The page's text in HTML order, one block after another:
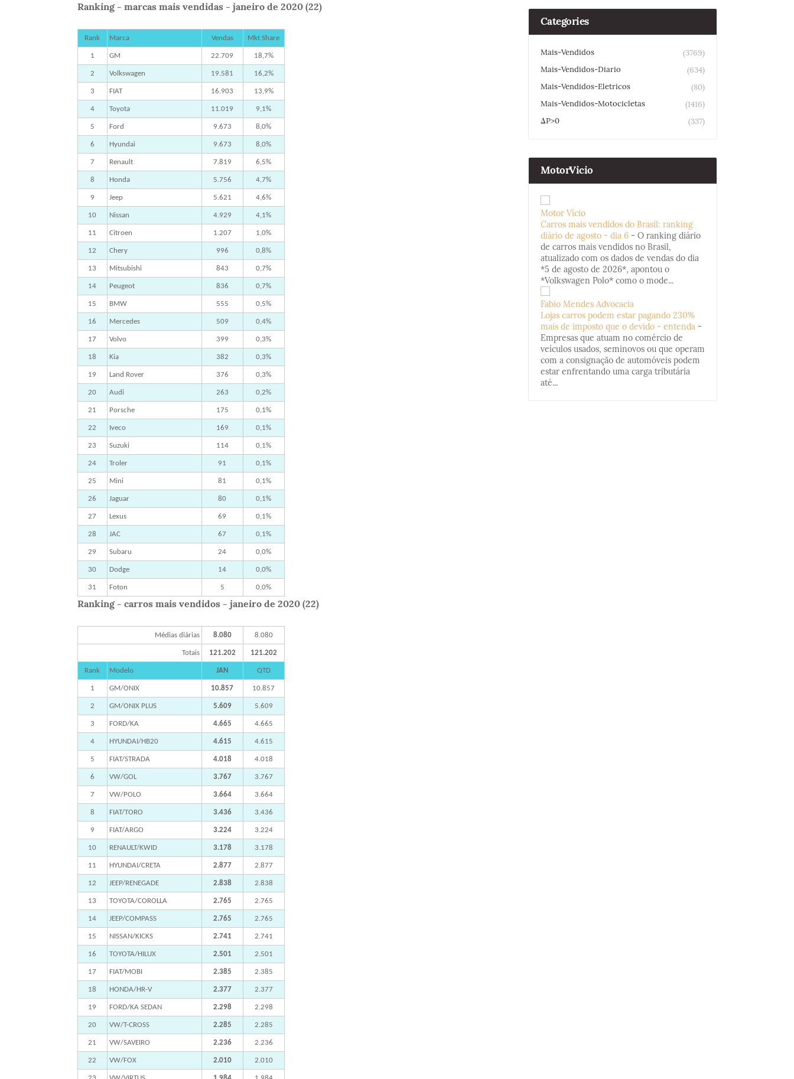
Ranking - marcas mais vendidas - janeiro de 2020 (22)
Rank Marca Vendas Mkt Share
1 GM 22.709 18,7%
2 Volkswagen 19.581 16,2%
3 FIAT 16.903 13,9%
4 Toyota 11.019 9,1%
5 Ford 9.673 8,0%
6 Hyundai 9.673 8,0%
7 Renault 7.819 6,5%
8 Honda 5.756 4,7%
9 Jeep 5.621 4,6%
10 Nissan 4.929 4,1%
11 Citroen 1.207 1,0%
12 Chery 996 0,8%
13 Mitsubishi 843 0,7%
14 Peugeot 836 0,7%
15 BMW 555 0,5%
16 Mercedes 509 0,4%
17 Volvo 399 0,3%
18 Kia 382 0,3%
19 Land Rover 376 0,3%
20 Audi 263 0,2%
21 Porsche 175 0,1%
22 Iveco 169 0,1%
23 Suzuki 114 0,1%
24 Troler 91 0,1%
25 Mini 81 0,1%
26 Jaguar 80 0,1%
27 Lexus 69 0,1%
28 JAC 67 0,1%
29 Subaru 24 0,0%
30 Dodge 14 0,0%
31 Foton 5 0,0%
Ranking - carros mais vendidos - janeiro de 2020 (22)
Médias diárias 8.080 8.080
Totais 121.202 121.202
Rank Modelo JAN QTD
1 GM/ONIX 10.857 10.857
2 GM/ONIX PLUS 5.609 5.609
3 FORD/KA 4.665 4.665
4 HYUNDAI/HB20 4.615 4.615
5 FIAT/STRADA 4.018 4.018
6 VW/GOL 3.767 3.767
7 VW/POLO 3.664 3.664
8 FIAT/TORO 3.436 3.436
9 FIAT/ARGO 3.224 3.224
10 RENAULT/KWID 3.178 3.178
11 HYUNDAI/CRETA 2.877 2.877
12 JEEP/RENEGADE 2.838 2.838
13 TOYOTA/COROLLA 2.765 2.765
14 JEEP/COMPASS 2.765 2.765
15 NISSAN/KICKS 2.741 2.741
16 TOYOTA/HILUX 2.501 2.501
17 FIAT/MOBI 2.385 2.385
18 HONDA/HR-V 2.377 2.377
19 FORD/KA SEDAN 2.298 2.298
20 VW/T-CROSS 2.285 2.285
21 VW/SAVEIRO 2.236 2.236
22 VW/FOX 2.010 2.010
Categories
Mais-Vendidos
(3769)
Mais-Vendidos-Diario
(634)
Mais-Vendidos-Eletricos
(80)
Mais-Vendidos-Motocicletas
(1416)
ΔP>0
(337)
MotorVicio
Motor Vício
Carros mais vendidos do Brasil: ranking
diário de agosto - dia 6 - O ranking diário
de carros mais vendidos no Brasil,
atualizado com os dados de vendas do dia
*5 de agosto de 2026*, apontou o
*Volkswagen Polo* como o mode...
Fabio Mendes Advocacia
Lojas carros podem estar pagando 230%
mais de imposto que o devido - entenda -
Empresas que atuam no comércio de
veículos usados, seminovos ou que operam
com a consignação de automóveis podem
estar enfrentando uma carga tributária
até...